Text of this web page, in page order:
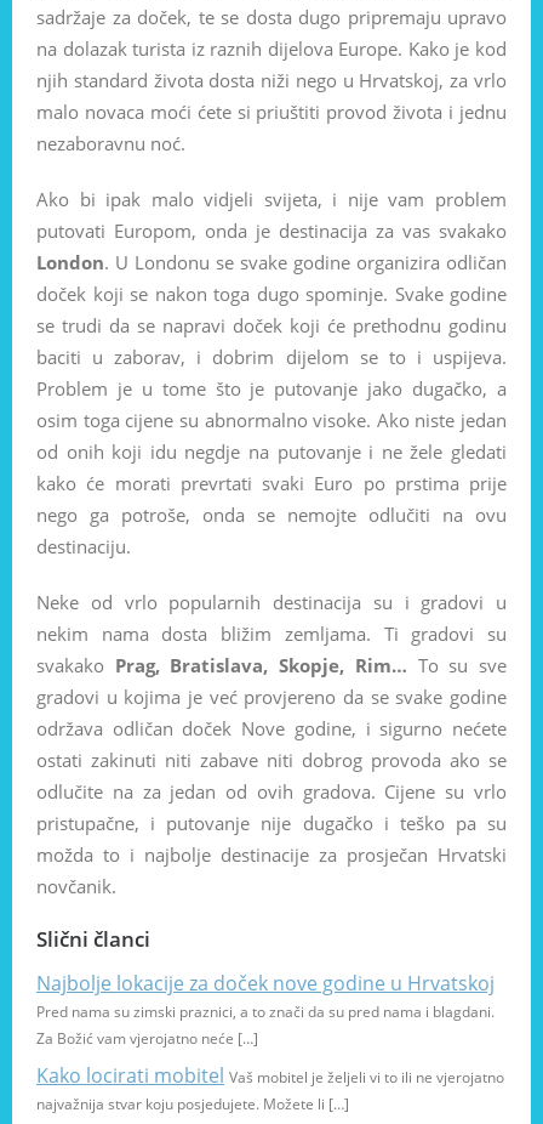
sadržaje za doček, te se dosta dugo pripremaju upravo
na dolazak turista iz raznih dijelova Europe. Kako je kod
njih standard života dosta niži nego u Hrvatskoj, za vrlo
malo novaca moći ćete si priuštiti provod života i jednu
nezaboravnu noć.
Ako bi ipak malo vidjeli svijeta, i nije vam problem
putovati Europom, onda je destinacija za vas svakako
London. U Londonu se svake godine organizira odličan
doček koji se nakon toga dugo spominje. Svake godine
se trudi da se napravi doček koji će prethodnu godinu
baciti u zaborav, i dobrim dijelom se to i uspijeva.
Problem je u tome što je putovanje jako dugačko, a
osim toga cijene su abnormalno visoke. Ako niste jedan
od onih koji idu negdje na putovanje i ne žele gledati
kako će morati prevrtati svaki Euro po prstima prije
nego ga potroše, onda se nemojte odlučiti na ovu
destinaciju.
Neke od vrlo popularnih destinacija su i gradovi u
nekim nama dosta bližim zemljama. Ti gradovi su
svakako Prag, Bratislava, Skopje, Rim… To su sve
gradovi u kojima je već provjereno da se svake godine
održava odličan doček Nove godine, i sigurno nećete
ostati zakinuti niti zabave niti dobrog provoda ako se
odlučite na za jedan od ovih gradova. Cijene su vrlo
pristupačne, i putovanje nije dugačko i teško pa su
možda to i najbolje destinacije za prosječan Hrvatski
novčanik.
Slični članci
Najbolje lokacije za doček nove godine u Hrvatskoj
Pred nama su zimski praznici, a to znači da su pred nama i blagdani.
Za Božić vam vjerojatno neće […]
Kako locirati mobitel Vaš mobitel je željeli vi to ili ne vjerojatno
najvažnija stvar koju posjedujete. Možete li […]